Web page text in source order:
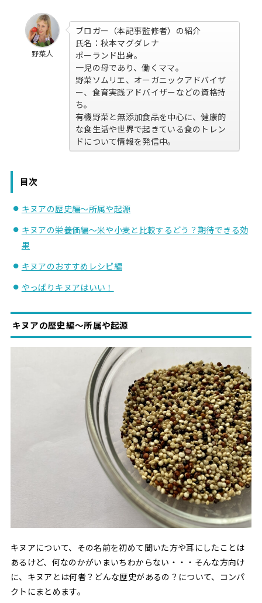
野菜人
ブロガー（本記事監修者）の紹介
氏名：秋本マグダレナ
ポーランド出身。
一児の母であり、働くママ。
野菜ソムリエ、オーガニックアドバイザ
ー、食育実践アドバイザーなどの資格持
ち。
有機野菜と無添加食品を中心に、健康的
な食生活や世界で起きている食のトレン
ドについて情報を発信中。
目次
キヌアの歴史編〜所属や起源
キヌアの栄養価編〜米や小麦と比較するどう？期待できる効
果
キヌアのおすすめレシピ編
やっぱりキヌアはいい！
キヌアの歴史編〜所属や起源
キヌアについて、その名前を初めて聞いた方や耳にしたことは
あるけど、何なのかがいまいちわからない・・・そんな方向け
に、キヌアとは何者？どんな歴史があるの？について、コンパ
クトにまとめます。